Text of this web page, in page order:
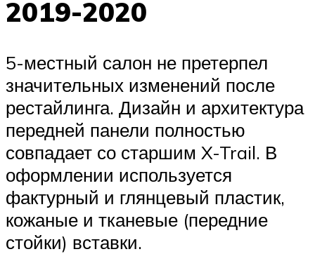
2019-2020
5-местный салон не претерпел
значительных изменений после
рестайлинга. Дизайн и архитектура
передней панели полностью
совпадает со старшим X-Trail. В
оформлении используется
фактурный и глянцевый пластик,
кожаные и тканевые (передние
стойки) вставки.